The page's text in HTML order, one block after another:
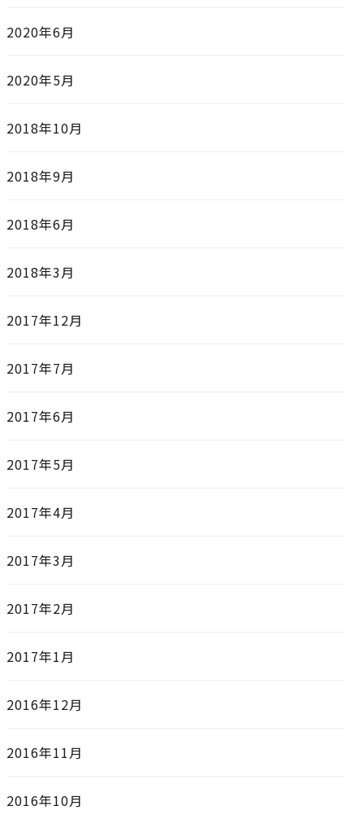
2020年6月
2020年5月
2018年10月
2018年9月
2018年6月
2018年3月
2017年12月
2017年7月
2017年6月
2017年5月
2017年4月
2017年3月
2017年2月
2017年1月
2016年12月
2016年11月
2016年10月